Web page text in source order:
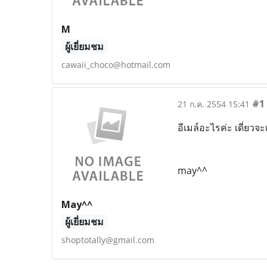
M
ผู้เยี่ยมชม
cawaii_choco@hotmail.com
May^^
ผู้เยี่ยมชม
shoptotally@gmail.com
21 ก.ค. 2554 15:41 #1
อีเมล์อะไรค่ะ เดี่ยวจ
may^^